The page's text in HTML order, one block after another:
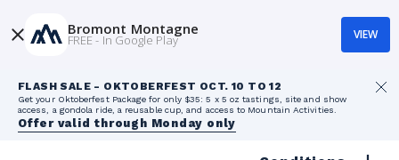
FLASH SALE - OKTOBERFEST OCT. 10 TO 12
Get your Oktoberfest Package for only $35: 5 x 5 oz tastings, site and show
access, a gondola ride, a reusable cup, and access to Mountain Activities.
Offer valid through Monday only
Bromont Montagne
FREE - In Google Play VIEW